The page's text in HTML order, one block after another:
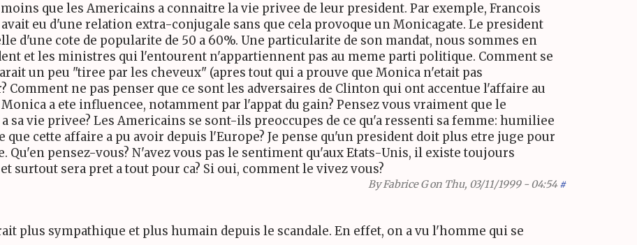
que les Americains a connaitre la vie privee de leur president. Par exemple, Francois
eu d'une relation extra-conjugale sans que cela provoque un Monicagate. Le president
d'une cote de popularite de 50 a 60%. Une particularite de son mandat, nous sommes en
et les ministres qui l'entourent n'appartiennent pas au meme parti politique. Comment se
un peu "tiree par les cheveux" (apres tout qui a prouve que Monica n'etait pas
Comment ne pas penser que ce sont les adversaires de Clinton qui ont accentue l'affaire au
a ete influencee, notamment par l'appat du gain? Pensez vous vraiment que le
sa vie privee? Les Americains se sont-ils preoccupes de ce qu'a ressenti sa femme: humiliee
cette affaire a pu avoir depuis l'Europe? Je pense qu'un president doit plus etre juge pour
Qu'en pensez-vous? N'avez vous pas le sentiment qu'aux Etats-Unis, il existe toujours
surtout sera pret a tout pour ca? Si oui, comment le vivez vous?
ByFabrice Gon Thu, 03/11/1999 - 04:54 #
plus sympathique et plus humain depuis le scandale. En effet, on a vu l'homme qui se